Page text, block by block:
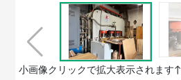
小画像クリックで拡大表示されます↑